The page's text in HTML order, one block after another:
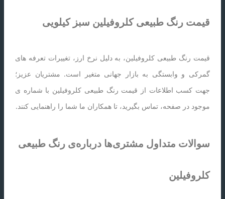
قیمت رنگ طبیعی کلروفیلین سبز کیلویی
قیمت رنگ طبیعی کلروفیلین، به دلیل نرخ ارز، تغییرات تعرفه های
گمرکی و وابستگی به بازار جهانی متغیر است. مشتریان عزیز؛
جهت کسب اطلاعات از قیمت رنگ طبیعی کلروفیلین با شماره ی
موجود در صفحه، تماس بگیرید، تا همکاران ما شما را راهنمایی کنند.
سوالات متداول مشتری‌ها درباره‌ی رنگ طبیعی
کلروفیلین